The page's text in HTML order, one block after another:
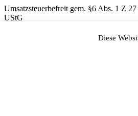
Umsatzsteuerbefreit gem. §6 Abs. 1 Z 27
UStG
Diese